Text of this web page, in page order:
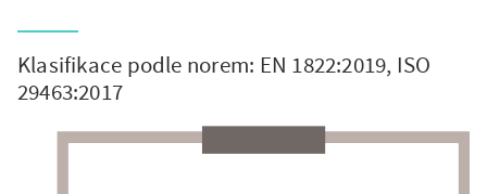
Klasifikace podle norem: EN 1822:2019, ISO
29463:2017